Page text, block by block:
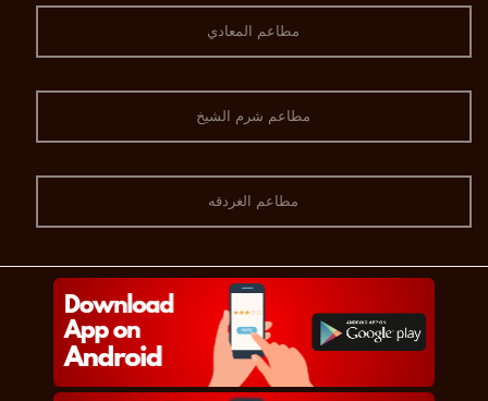
مطاعم المعادي
مطاعم شرم الشيخ
مطاعم الغردقه